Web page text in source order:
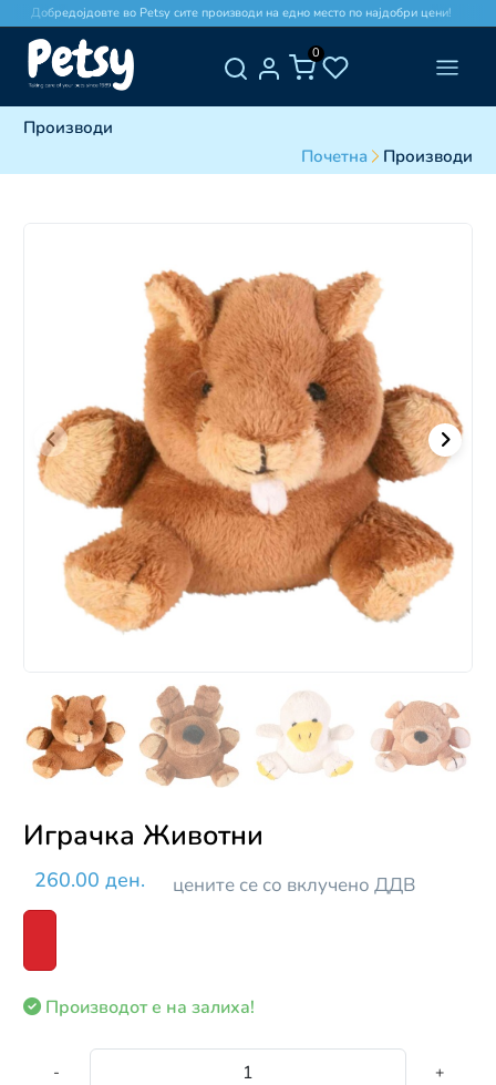
Добредојдовте во Petsy сите производи на едно место по најдобри цени!
0
Производи
Почетна
Производи
Играчка Животни
260.00 ден. цените се со вклучено ДДВ
Производот е на залиха!
- +